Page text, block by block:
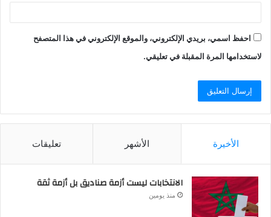
احفظ اسمي، بريدي الإلكتروني، والموقع الإلكتروني في هذا المتصفح
لاستخدامها المرة المقبلة في تعليقي.
الأخيرة الأشهر تعليقات
الانتخابات ليست أزمة صناديق بل أزمة ثقة
منذ يومين